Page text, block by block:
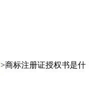
>商标注册证授权书是什